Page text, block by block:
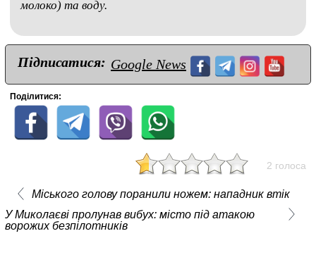
молоко) та воду.
Підписатися: Google News
Поділитися:
2 голоса
Міського голову поранили ножем: нападник втік
У Миколаєві пролунав вибух: місто під атакою
ворожих безпілотників